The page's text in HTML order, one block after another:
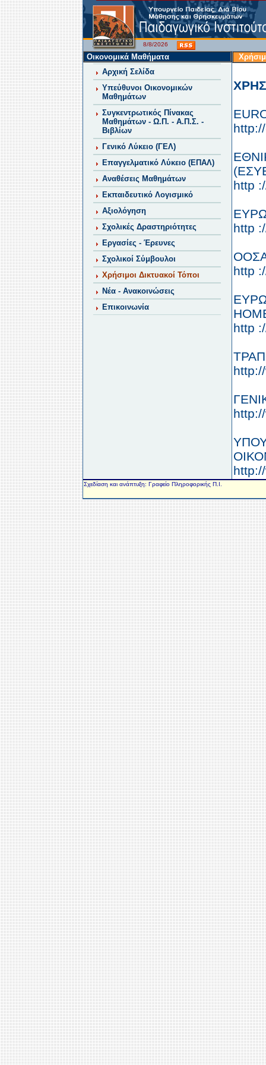
8/8/2026
Οικονομικά Μαθήματα
Αρχική Σελίδα
Υπεύθυνοι Οικονομικών
Μαθημάτων
Συγκεντρωτικός Πίνακας
Μαθημάτων - Ω.Π. - Α.Π.Σ. -
Βιβλίων
Γενικό Λύκειο (ΓΕΛ)
Επαγγελματικό Λύκειο (ΕΠΑΛ)
Αναθέσεις Μαθημάτων
Εκπαιδευτικό Λογισμικό
Αξιολόγηση
Σχολικές Δραστηριότητες
Εργασίες - Έρευνες
Σχολικοί Σύμβουλοι
Χρήσιμοι Δικτυακοί Τόποι
Νέα - Ανακοινώσεις
Επικοινωνία
http
http
ΟΟΣΑ
http
http
Σχεδίαση και ανάπτυξη: Γραφείο Πληροφορικής Π.Ι.